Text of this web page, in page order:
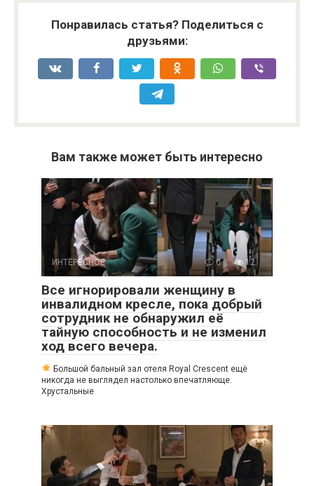
Понравилась статья? Поделиться с
друзьями:
Вам также может быть интересно
ИНТЕРЕСНОЕ 0 12
Все игнорировали женщину в
инвалидном кресле, пока добрый
сотрудник не обнаружил её
тайную способность и не изменил
ход всего вечера.
Большой бальный зал отеля Royal Crescent ещё
никогда не выглядел настолько впечатляюще.
Хрустальные